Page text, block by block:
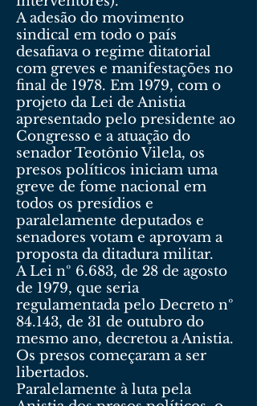
A adesão do movimento
sindical em todo o país
desafiava o regime ditatorial
com greves e manifestações no
final de 1978. Em 1979, com o
projeto da Lei de Anistia
apresentado pelo presidente ao
Congresso e a atuação do
senador Teotônio Vilela, os
presos políticos iniciam uma
greve de fome nacional em
todos os presídios e
paralelamente deputados e
senadores votam e aprovam a
proposta da ditadura militar.
A Lei nº 6.683, de 28 de agosto
de 1979, que seria
regulamentada pelo Decreto nº
84.143, de 31 de outubro do
mesmo ano, decretou a Anistia.
Os presos começaram a ser
libertados.
Paralelamente à luta pela